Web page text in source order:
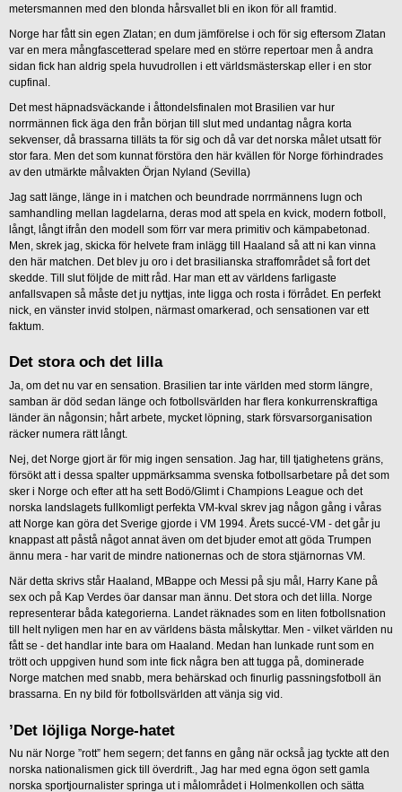
metersmannen med den blonda hårsvallet bli en ikon för all framtid.
Norge har fått sin egen Zlatan; en dum jämförelse i och för sig eftersom Zlatan
var en mera mångfascetterad spelare med en större repertoar men å andra
sidan fick han aldrig spela huvudrollen i ett världsmästerskap eller i en stor
cupfinal.
Det mest häpnadsväckande i åttondelsfinalen mot Brasilien var hur
norrmännen fick äga den från början till slut med undantag några korta
sekvenser, då brassarna tilläts ta för sig och då var det norska målet utsatt för
stor fara. Men det som kunnat förstöra den här kvällen för Norge förhindrades
av den utmärkte målvakten Örjan Nyland (Sevilla)
Jag satt länge, länge in i matchen och beundrade norrmännens lugn och
samhandling mellan lagdelarna, deras mod att spela en kvick, modern fotboll,
långt, långt ifrån den modell som förr var mera primitiv och kämpabetonad.
Men, skrek jag, skicka för helvete fram inlägg till Haaland så att ni kan vinna
den här matchen. Det blev ju oro i det brasilianska straffområdet så fort det
skedde. Till slut följde de mitt råd. Har man ett av världens farligaste
anfallsvapen så måste det ju nyttjas, inte ligga och rosta i förrådet. En perfekt
nick, en vänster invid stolpen, närmast omarkerad, och sensationen var ett
faktum.
Det stora och det lilla
Ja, om det nu var en sensation. Brasilien tar inte världen med storm längre,
samban är död sedan länge och fotbollsvärlden har flera konkurrenskraftiga
länder än någonsin; hårt arbete, mycket löpning, stark försvarsorganisation
räcker numera rätt långt.
Nej, det Norge gjort är för mig ingen sensation. Jag har, till tjatighetens gräns,
försökt att i dessa spalter uppmärksamma svenska fotbollsarbetare på det som
sker i Norge och efter att ha sett Bodö/Glimt i Champions League och det
norska landslagets fullkomligt perfekta VM-kval skrev jag någon gång i våras
att Norge kan göra det Sverige gjorde i VM 1994. Årets succé-VM - det går ju
knappast att påstå något annat även om det bjuder emot att göda Trumpen
ännu mera - har varit de mindre nationernas och de stora stjärnornas VM.
När detta skrivs står Haaland, MBappe och Messi på sju mål, Harry Kane på
sex och på Kap Verdes öar dansar man ännu. Det stora och det lilla. Norge
representerar båda kategorierna. Landet räknades som en liten fotbollsnation
till helt nyligen men har en av världens bästa målskyttar. Men - vilket världen nu
fått se - det handlar inte bara om Haaland. Medan han lunkade runt som en
trött och uppgiven hund som inte fick några ben att tugga på, dominerade
Norge matchen med snabb, mera behärskad och finurlig passningsfotboll än
brassarna. En ny bild för fotbollsvärlden att vänja sig vid.
’Det löjliga Norge-hatet
Nu när Norge ”rott” hem segern; det fanns en gång när också jag tyckte att den
norska nationalismen gick till överdrift., Jag har med egna ögon sett gamla
norska sportjournalister springa ut i målområdet i Holmenkollen och sätta